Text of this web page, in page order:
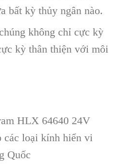
bất kỳ thủy ngân nào.
không chỉ cực kỳ
kỳ thân thiện với môi
HLX 64640 24V
các loại kính hiển vi
Quốc